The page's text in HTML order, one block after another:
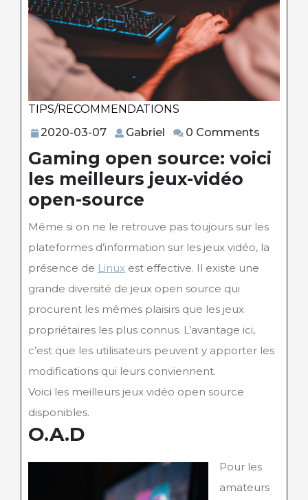
TIPS/RECOMMENDATIONS
Category
2020-03-07
2020-
07
Gabriel Gabriel
0 Comments
Gaming open source: voici
les meilleurs jeux-vidéo
open-source
Même si on ne le retrouve pas toujours sur les
plateformes d’information sur les jeux vidéo, la
présence de Linux est effective. Il existe une
grande diversité de jeux open source qui
procurent les mêmes plaisirs que les jeux
propriétaires les plus connus. L’avantage ici,
c’est que les utilisateurs peuvent y apporter les
modifications qui leurs conviennent.
Voici les meilleurs jeux vidéo open source
disponibles.
O.A.D
Pour les
amateurs